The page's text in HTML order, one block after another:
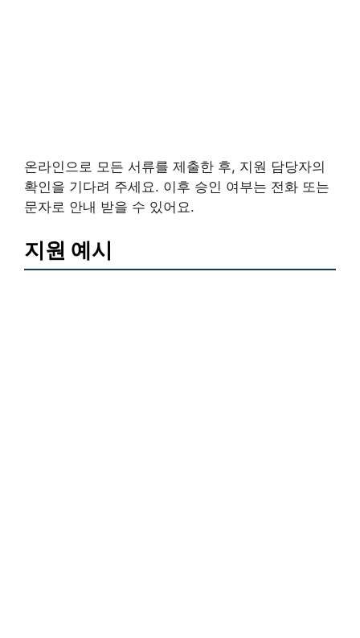
온라인으로 모든 서류를 제출한 후, 지원 담당자의
확인을 기다려 주세요. 이후 승인 여부는 전화 또는
문자로 안내 받을 수 있어요.
지원 예시